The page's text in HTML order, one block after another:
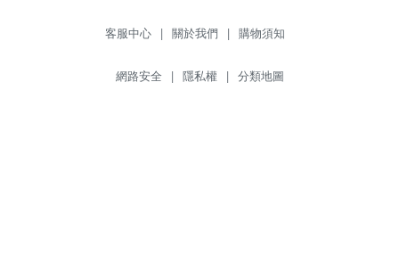
客服中心 | 關於我們 | 購物須知
網路安全 | 隱私權 | 分類地圖